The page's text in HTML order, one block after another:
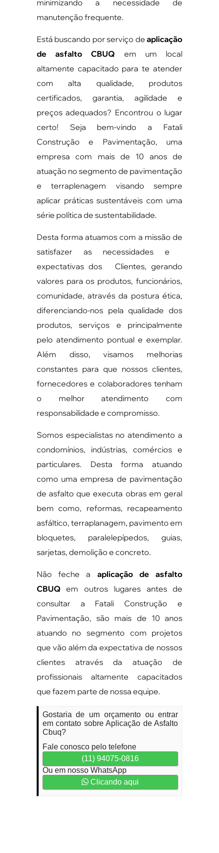
minimizando a necessidade de
manutenção frequente.
Está buscando por serviço deaplicação
de asfalto CBUQ em um local
altamente capacitado para te atender
com alta qualidade, produtos
certificados, garantia, agilidade e
preços adequados? Encontrou o lugar
certo! Seja bem-vindo a Fatali
Construção e Pavimentação, uma
empresa com mais de 10 anos de
atuação no segmento de pavimentação
e terraplenagem visando sempre
aplicar práticas sustentáveis com uma
série política de sustentabilidade.
Desta forma atuamos com a missão de
satisfazer as necessidades e
expectativas dos Clientes, gerando
valores para os produtos, funcionários,
comunidade, através da postura ética,
diferenciando-nos pela qualidade dos
produtos, serviços e principalmente
pelo atendimento pontual e exemplar.
Além disso, visamos melhorias
constantes para que nossos clientes,
fornecedores e colaboradores tenham
o melhor atendimento com
responsabilidade e compromisso.
Somos especialistas no atendimento a
condomínios, indústrias, comércios e
particulares. Desta forma atuando
como uma empresa de pavimentação
de asfalto que executa obras em geral
bem como, reformas, recapeamento
asfáltico, terraplanagem, pavimento em
bloquetes, paralelepípedos, guias,
sarjetas, demolição e concreto.
Não feche a aplicação de asfalto
CBUQ em outros lugares antes de
consultar a Fatali Construção e
Pavimentação, são mais de 10 anos
atuando no segmento com projetos
que vão além da expectativa de nossos
clientes através da atuação de
profissionais altamente capacitados
que fazem parte de nossa equipe.
Gostaria de um orçamento ou entrar
em contato sobre Aplicação de Asfalto
Cbuq?
Fale conosco pelo telefone
(11) 94075-0816
Ou em nosso WhatsApp
Clicando aqui